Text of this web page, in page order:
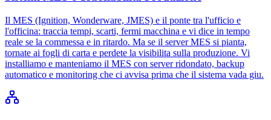
Il MES (Ignition, Wonderware, JMES) e il ponte tra l'ufficio e
l'officina: traccia tempi, scarti, fermi macchina e vi dice in tempo
reale se la commessa e in ritardo. Ma se il server MES si pianta,
tornate ai fogli di carta e perdete la visibilita sulla produzione. Vi
installiamo e manteniamo il MES con server ridondato, backup
automatico e monitoring che ci avvisa prima che il sistema vada giu.